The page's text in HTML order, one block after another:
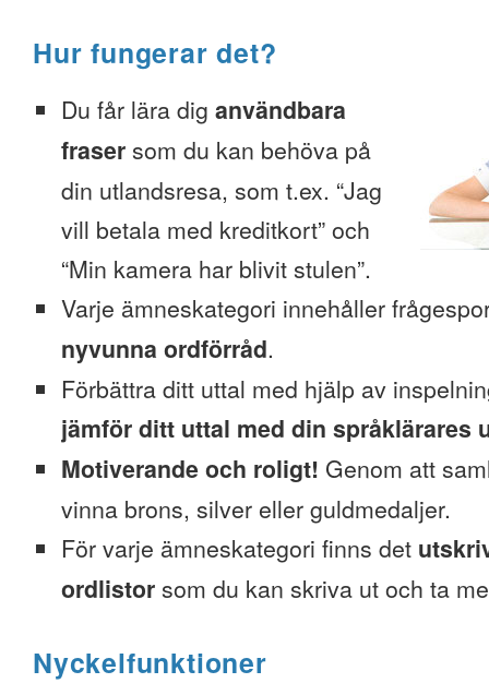
Hur fungerar det?
Du får lära dig användbara
fraser som du kan behöva på
din utlandsresa, som t.ex. “Jag
vill betala med kreditkort” och
“Min kamera har blivit stulen”.
Varje ämneskategori innehåller
nyvunna ordförråd.
Förbättra ditt uttal med hjälp av
jämför ditt uttal med din språklärares
Motiverande och roligt! Genom att
vinna brons, silver eller guldmedaljer.
För varje ämneskategori finns det
ordlistor som du kan skriva ut och ta
Nyckelfunktioner